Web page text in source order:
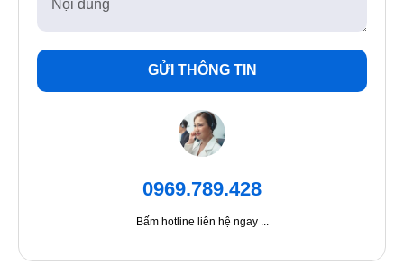
GỬI THÔNG TIN
0969.789.428
Bấm hotline liên hệ ngay ...